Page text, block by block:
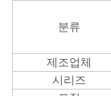
분류
제조업체
시리즈